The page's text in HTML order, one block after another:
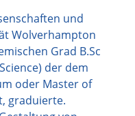
und
Wolverhampton
Grad B.Sc
der dem
oder Master of
graduierte.